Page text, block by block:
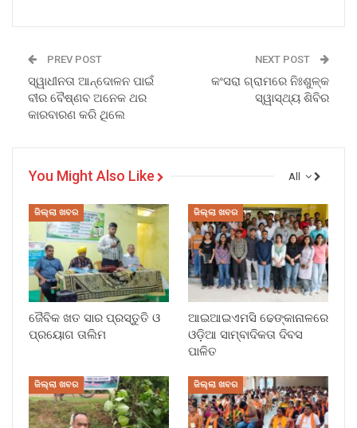
PREV POST
ସ୍ୱାଧୀନତା ଆନ୍ଦୋଳନ ପାଇଁ
ବୀର ବୈଷ୍ଣବ ଅନେକ ଥର
କାରବାରଣ କରି ଥିଲେ
NEXT POST
କଂସରା ଗ୍ରାମରେ ନିଃଶୁଳ୍କ
ସ୍ୱାସ୍ଥ୍ୟ ଶିବିର
All
You Might Also Like
ଜିଲ୍ଲା ଖବର
ଜୈବିକ ଖତ ସାର ପ୍ରସ୍ତୁତି ଓ
ପ୍ରୟୋଗ ତାଲିମ
ଜିଲ୍ଲା ଖବର
ଆଇଆଇଏମସି ଢେଙ୍କାନାଳରେ
ଓଡ଼ିଆ ସାମ୍ବାଦିକତା ଦିବସ
ପାଳିତ
ଜିଲ୍ଲା ଖବର ଜିଲ୍ଲା ଖବର